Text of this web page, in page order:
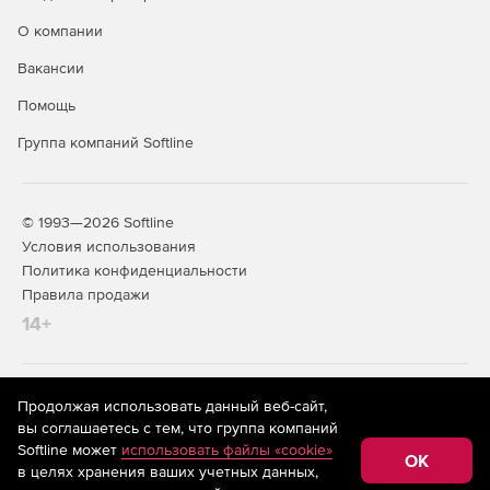
О компании
Вакансии
Помощь
Группа компаний Softline
© 1993—2026 Softline
Условия использования
Политика конфиденциальности
Правила продажи
14+
На информационном ресурсе store.softline.ru применяются
рекомендательные технологии
(информационные технологии
предоставления информации на основе сбора,
систематизации и анализа сведений, относящихся к
предпочтениям пользователей сети «Интернет»,
Продолжая использовать данный веб-сайт,
вы соглашаетесь с тем, что группа компаний
Softline может использовать файлы «cookie»
в целях хранения ваших учетных данных,
OK